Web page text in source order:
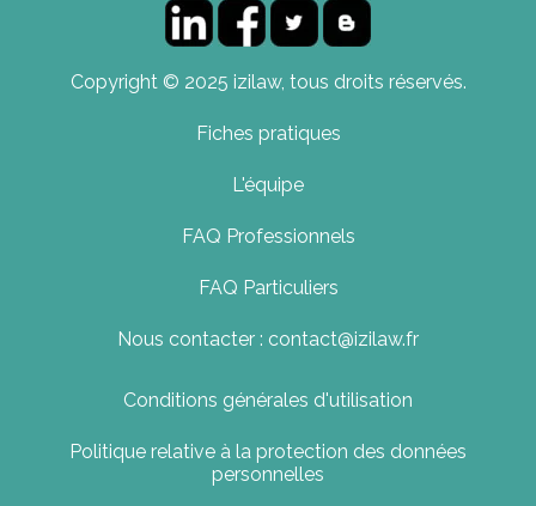
Copyright © 2025 izilaw, tous droits réservés.
Fiches pratiques
L'équipe
FAQ Professionnels
FAQ Particuliers
Nous contacter : contact@izilaw.fr
Conditions générales d'utilisation
Politique relative à la protection des données
personnelles